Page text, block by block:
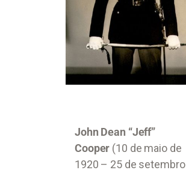
John Dean “Jeff”
Cooper (10 de maio de
1920 – 25 de setembro